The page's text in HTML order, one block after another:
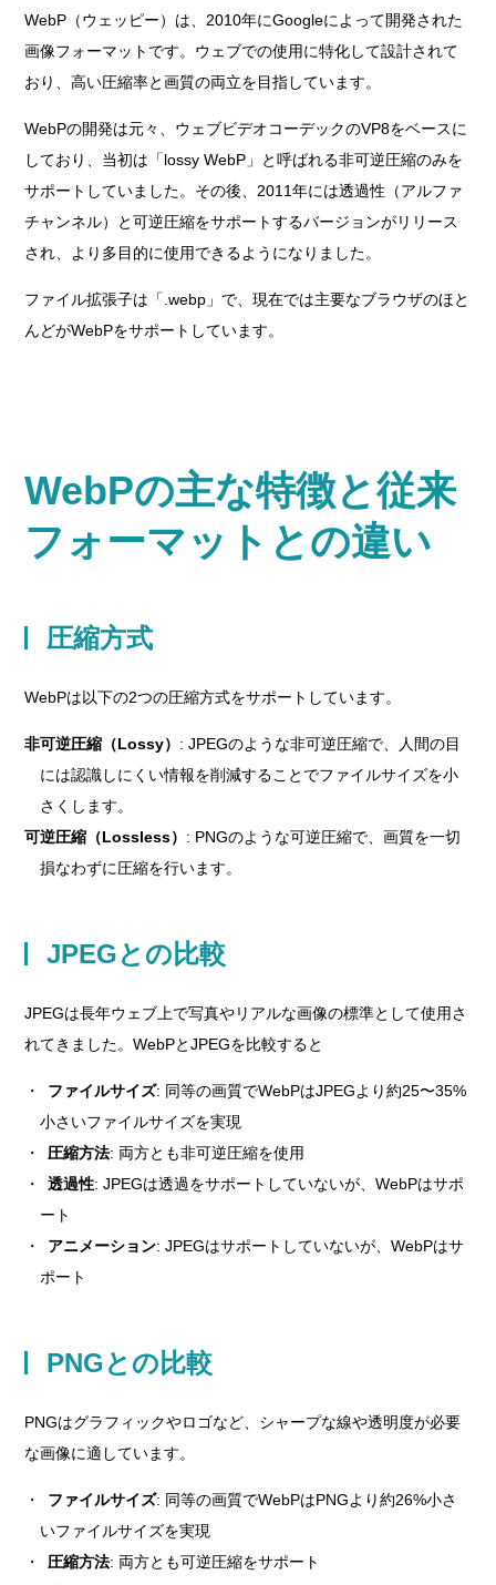
WebP（ウェッピー）は、2010年にGoogleによって開発された
画像フォーマットです。ウェブでの使用に特化して設計されて
おり、高い圧縮率と画質の両立を目指しています。
WebPの開発は元々、ウェブビデオコーデックのVP8をベースに
しており、当初は「lossy WebP」と呼ばれる非可逆圧縮のみを
サポートしていました。その後、2011年には透過性（アルファ
チャンネル）と可逆圧縮をサポートするバージョンがリリース
され、より多目的に使用できるようになりました。
ファイル拡張子は「.webp」で、現在では主要なブラウザのほと
んどがWebPをサポートしています。
WebPの主な特徴と従来
フォーマットとの違い
圧縮方式
WebPは以下の2つの圧縮方式をサポートしています。
非可逆圧縮（Lossy） : JPEGのような非可逆圧縮で、人間の目
には認識しにくい情報を削減することでファイルサイズを小
さくします。
可逆圧縮（Lossless） : PNGのような可逆圧縮で、画質を一切
損なわずに圧縮を行います。
JPEGとの比較
JPEGは長年ウェブ上で写真やリアルな画像の標準として使用さ
れてきました。WebPとJPEGを比較すると
ファイルサイズ: 同等の画質でWebPはJPEGより約25〜35%
小さいファイルサイズを実現
圧縮方法: 両方とも非可逆圧縮を使用
透過性: JPEGは透過をサポートしていないが、WebPはサポ
ート
アニメーション: JPEGはサポートしていないが、WebPはサ
ポート
PNGとの比較
PNGはグラフィックやロゴなど、シャープな線や透明度が必要
な画像に適しています。
ファイルサイズ: 同等の画質でWebPはPNGより約26%小さ
いファイルサイズを実現
圧縮方法: 両方とも可逆圧縮をサポート